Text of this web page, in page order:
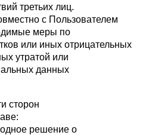
третьих лиц.
с Пользователем
меры по
или иных отрицательных
утратой или
данных
сторон
решение о